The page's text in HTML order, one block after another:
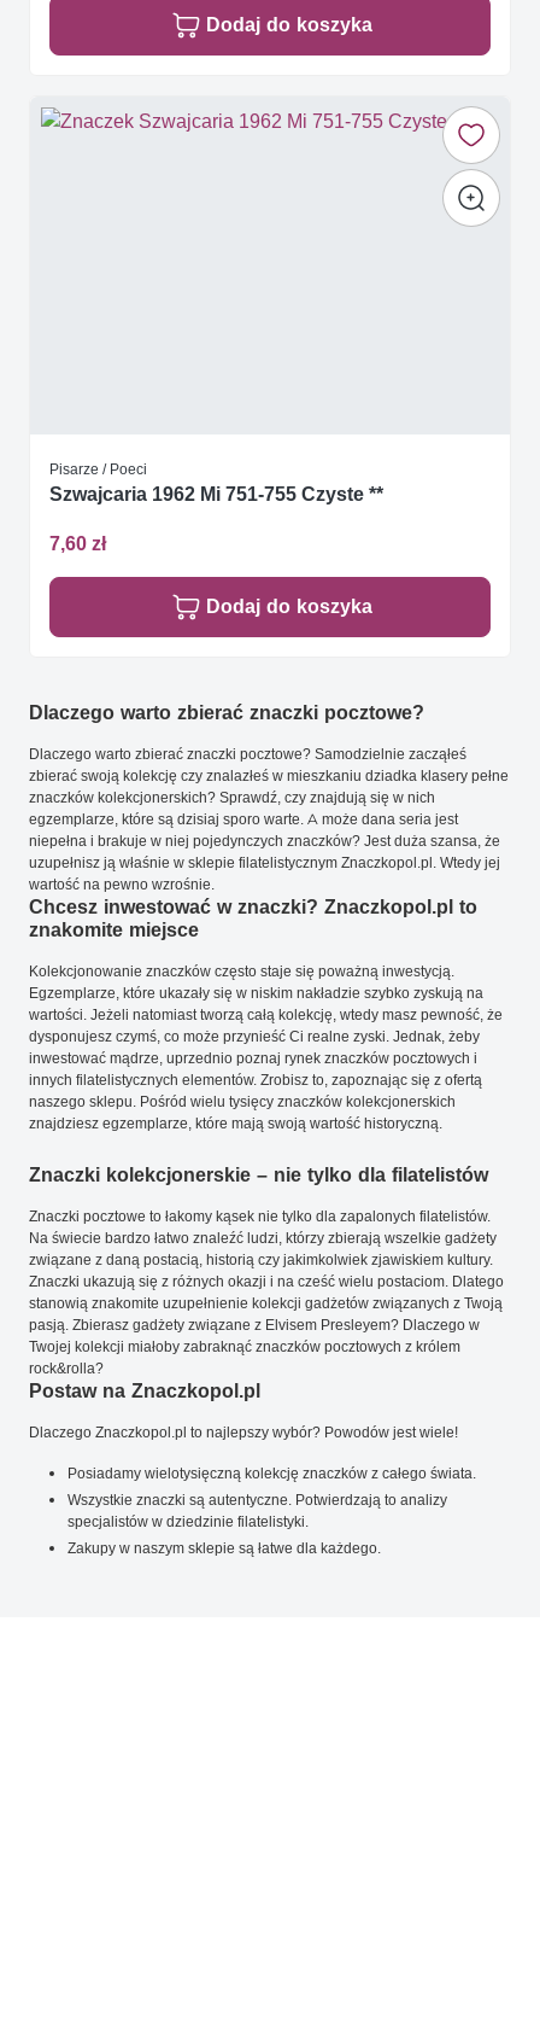
Dodaj do koszyka
Pisarze / Poeci
Szwajcaria 1962 Mi 751-755 Czyste **
7,60 zł
Dodaj do koszyka
Dlaczego warto zbierać znaczki pocztowe?
Dlaczego warto zbierać znaczki pocztowe? Samodzielnie zacząłeś
zbierać swoją kolekcję czy znalazłeś w mieszkaniu dziadka klasery pełne
znaczków kolekcjonerskich? Sprawdź, czy znajdują się w nich
egzemplarze, które są dzisiaj sporo warte. A może dana seria jest
niepełna i brakuje w niej pojedynczych znaczków? Jest duża szansa, że
uzupełnisz ją właśnie w sklepie filatelistycznym Znaczkopol.pl. Wtedy jej
wartość na pewno wzrośnie.
Chcesz inwestować w znaczki? Znaczkopol.pl to
znakomite miejsce
Kolekcjonowanie znaczków często staje się poważną inwestycją.
Egzemplarze, które ukazały się w niskim nakładzie szybko zyskują na
wartości. Jeżeli natomiast tworzą całą kolekcję, wtedy masz pewność, że
dysponujesz czymś, co może przynieść Ci realne zyski. Jednak, żeby
inwestować mądrze, uprzednio poznaj rynek znaczków pocztowych i
innych filatelistycznych elementów. Zrobisz to, zapoznając się z ofertą
naszego sklepu. Pośród wielu tysięcy znaczków kolekcjonerskich
znajdziesz egzemplarze, które mają swoją wartość historyczną.
Znaczki kolekcjonerskie – nie tylko dla filatelistów
Znaczki pocztowe to łakomy kąsek nie tylko dla zapalonych filatelistów.
Na świecie bardzo łatwo znaleźć ludzi, którzy zbierają wszelkie gadżety
związane z daną postacią, historią czy jakimkolwiek zjawiskiem kultury.
Znaczki ukazują się z różnych okazji i na cześć wielu postaciom. Dlatego
stanowią znakomite uzupełnienie kolekcji gadżetów związanych z Twoją
pasją. Zbierasz gadżety związane z Elvisem Presleyem? Dlaczego w
Twojej kolekcji miałoby zabraknąć znaczków pocztowych z królem
rock&rolla?
Postaw na Znaczkopol.pl
Dlaczego Znaczkopol.pl to najlepszy wybór? Powodów jest wiele!
Posiadamy wielotysięczną kolekcję znaczków z całego świata.
Wszystkie znaczki są autentyczne. Potwierdzają to analizy
specjalistów w dziedzinie filatelistyki.
Zakupy w naszym sklepie są łatwe dla każdego.